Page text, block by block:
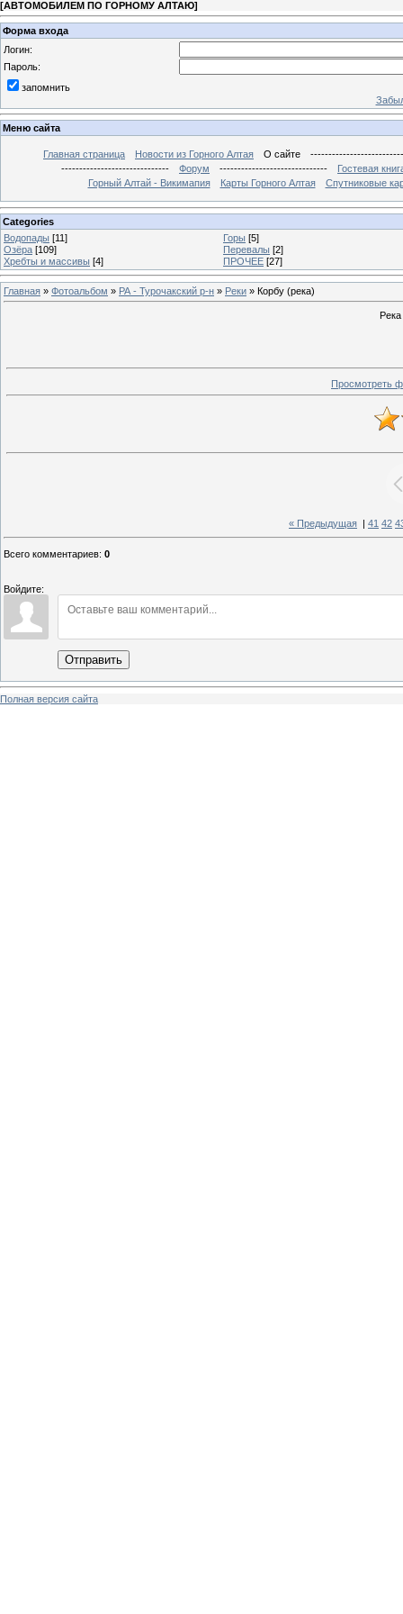
[АВТОМОБИЛЕМ ПО ГОРНОМУ АЛТАЮ]
Форма входа
Логин:
Пароль:
запомнить
Меню сайта
Главная страница Новости из Горного Алтая О сайте
------------------------------
Форум ------------------------------
Гостевая
Горный Алтай - Викимапия
Карты Горного Алтая Спутниковые
Categories
Водопады [11] Горы [5]
Озёра [109] Перевалы [2]
Хребты и массивы [4] ПРОЧЕЕ [27]
Главная » Фотоальбом » РА - Турочакский р-н » Реки » Корбу (река)
Просмотреть
« Предыдущая 41 42
Всего комментариев: 0
Войдите:
Отправить
Полная версия сайта